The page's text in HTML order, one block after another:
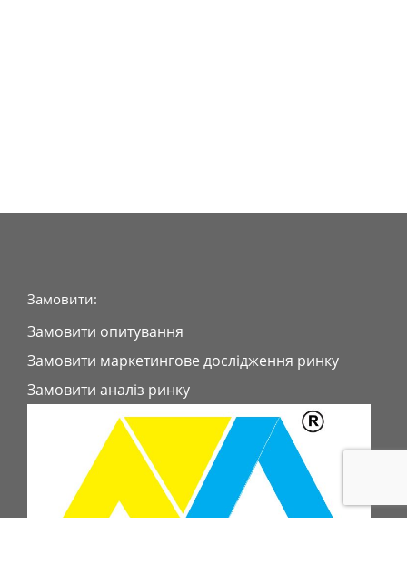
Замовити:
Замовити опитування
Замовити маркетингове дослідження ринку
Замовити аналіз ринку